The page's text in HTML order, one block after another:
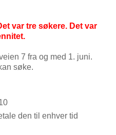
var tre søkere. Det var
7 fra og med 1. juni.
søke.
den til enhver tid